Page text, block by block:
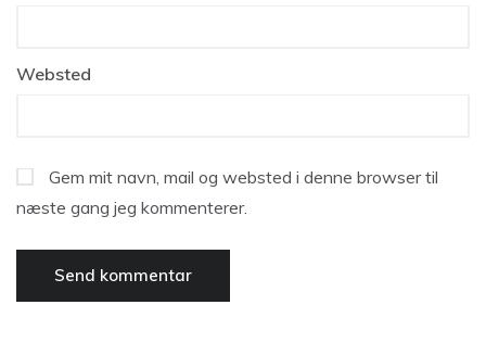
Websted
Gem mit navn, mail og websted i denne browser til
næste gang jeg kommenterer.